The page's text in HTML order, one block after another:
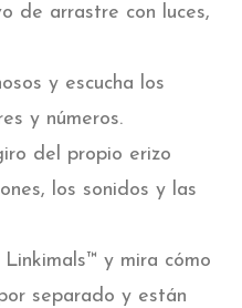
de arrastre con luces,
y escucha los
y números.
del propio erizo
los sonidos y las
y mira cómo
separado y están